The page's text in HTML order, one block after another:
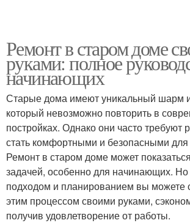
Ремонт в старом доме
руками: полное
начинающих
Старые дома имеют уникальный шарм
который невозможно повторить в
постройках. Однако они часто требуют
стать комфортными и безопасными
Ремонт в старом доме может
задачей, особенно для начинающих.
подходом и планированием вы можете
этим процессом своими руками,
получив удовлетворение от работы.